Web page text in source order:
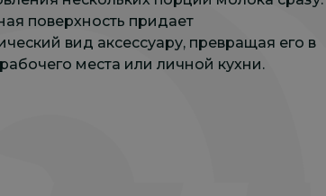
поверхность придает
вид аксессуару, превращая его в
места или личной кухни.